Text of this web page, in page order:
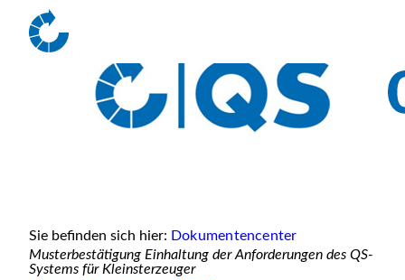
Sie befinden sich hier: Dokumentencenter
Musterbestätigung Einhaltung der Anforderungen des QS-
Systems für Kleinsterzeuger